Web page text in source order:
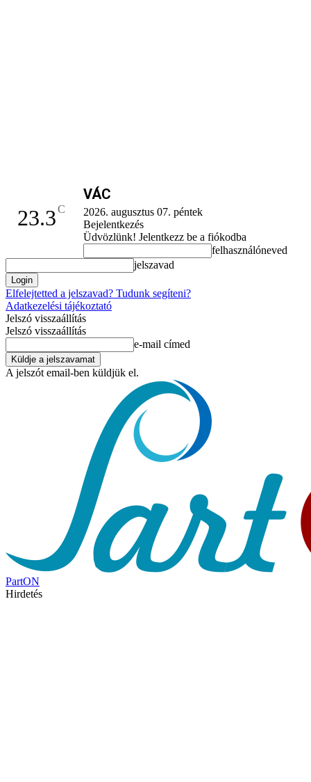
23.3C
VÁC
2026. augusztus 07. péntek
Bejelentkezés
Üdvözlünk! Jelentkezz be a fiókodba
felhasználóneved
jelszavad
Elfelejtetted a jelszavad? Tudunk segíteni?
Adatkezelési tájékoztató
Jelszó visszaállítás
Jelszó visszaállítás
e-mail címed
A jelszót email-ben küldjük el.
PartON
Hirdetés